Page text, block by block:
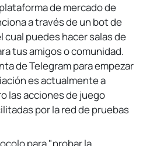
de mercado de
a través de un bot de
cual puedes hacer salas de
tus amigos o comunidad.
de Telegram para empezar
es actualmente a
las acciones de juego
por la red de pruebas